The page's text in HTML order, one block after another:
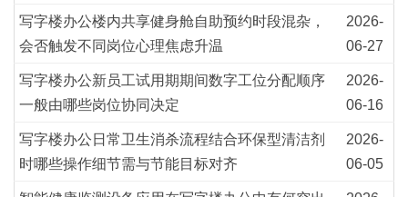
写字楼办公楼内共享健身舱自助预约时段混杂，
会否触发不同岗位心理焦虑升温
2026-
06-27
写字楼办公新员工试用期期间数字工位分配顺序
一般由哪些岗位协同决定
2026-
06-16
写字楼办公日常卫生消杀流程结合环保型清洁剂
时哪些操作细节需与节能目标对齐
2026-
06-05